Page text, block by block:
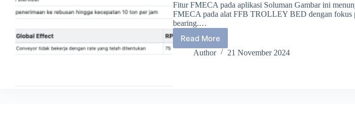
Fitur FMECA pada aplikasi Soluman Gambar ini
FMECA pada alat FFB TROLLEY BED dengan fokus
bearing.…
Read More
Apa
Itu
Author 21 November 2024